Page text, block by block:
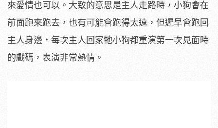
來愛情也可以。大致的意思是主人走路時，小狗會在
前面跑來跑去，也有可能會跑得太遠，但遲早會跑回
主人身邊，每次主人回家牠小狗都重演第一次見面時
的戲碼，表演非常熱情。